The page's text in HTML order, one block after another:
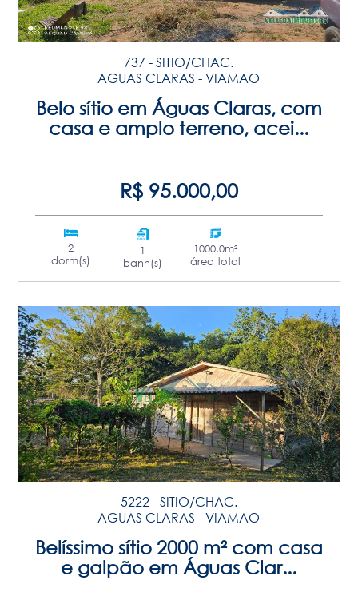
737 - SITIO/CHAC.
AGUAS CLARAS - VIAMAO
Belo sítio em Águas Claras, com
casa e amplo terreno, acei...
R$ 95.000,00
2
dorm(s)
1
banh(s)
1000.0m²
área total
5222 - SITIO/CHAC.
AGUAS CLARAS - VIAMAO
Belíssimo sítio 2000 m² com casa
e galpão em Águas Clar...